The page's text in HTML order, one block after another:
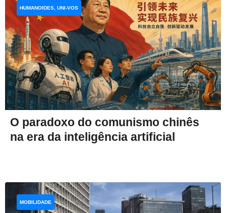
O paradoxo do comunismo chinês
na era da inteligência artificial
HUMANOIDES, UNI-VOS
MOBILIDADE